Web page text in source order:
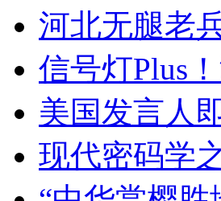
河北无腿老
信号灯Plus
美国发言人
现代密码学